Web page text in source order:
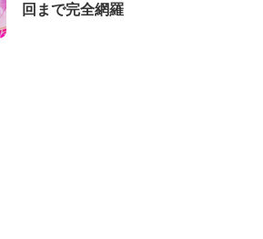
回まで完全網羅